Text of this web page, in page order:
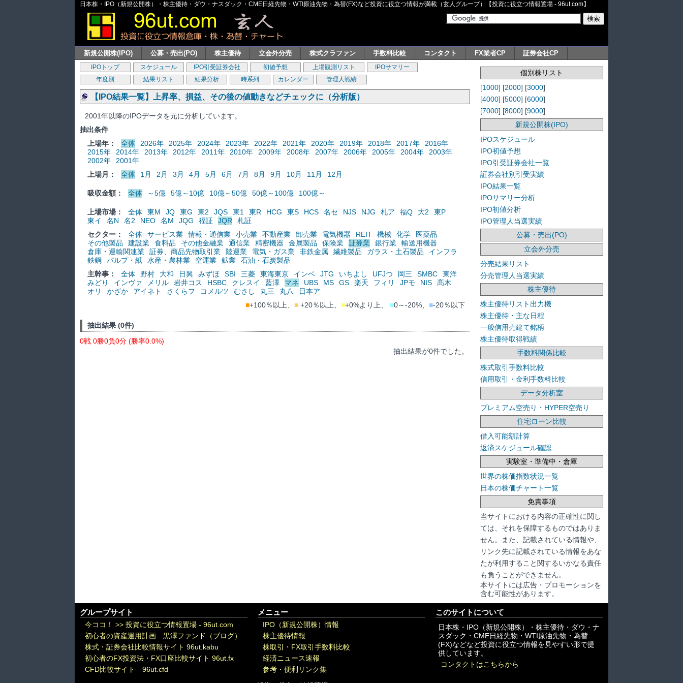
日本株・IPO（新規公開株）・株主優待・ダウ・ナスダック・CME日経先物・WTI原油先物・為替(FX)など投資に役立つ情報が満載（玄人グループ）【投資に役立つ情報置場 - 96ut.com】
新規公開株(IPO) 公募・売出(PO) 株主優待 立会外分売 株式クラファン 手数料比較 コンタクト FX業者CP 証券会社CP
IPOトップ スケジュール IPO引受証券会社 初値予想 上場観測リスト
IPOサマリー
年度別
結果リスト 結果分析 時系列 カレンダー 管理人戦績
【IPO結果一覧】上昇率、損益、その後の値動きなどチェックに（分析版）
2001年以降のIPOデータを元に分析しています。
抽出条件
上場年：
全体 2026年 2025年 2024年 2023年 2022年 2021年 2020年 2019年 2018年 2017年
2016年
2015年
2014年 2013年 2012年 2011年 2010年 2009年 2008年 2007年 2006年 2005年 2004年
2003年
2002年
2001年
上場月：
全体 1月 2月 3月 4月 5月 6月 7月 8月 9月 10月 11月 12月
吸収金額： 全体 ～5億 5億～10億 10億～50億 50億～100億 100億～
上場市場： 全体 東M JQ 東G 東2 JQS 東1 東R HCG 東S HCS 名セ NJS NJG 札ア 福Q 大2
東P
東イ
名N 名2 NEO 名M JQG 福証 JQR
札証
セクター：
全体 サービス業 情報・通信業 小売業 不動産業 卸売業 電気機器 REIT 機械 化学
医薬品
その他製品
建設業 食料品 その他金融業 通信業 精密機器 金属製品 保険業 証券業 銀行業
輸送用機器
倉庫・運輸関連業
証券、商品先物取引業 陸運業 電気・ガス業 非鉄金属 繊維製品 ガラス・土石製品
インフラ
鉄鋼
パルプ・紙 水産・農林業 空運業 鉱業
石油・石炭製品
主幹事：
全体 野村 大和 日興 みずほ SBI 三菱 東海東京 インベ JTG いちよし UFJつ 岡三 SMBC
東洋
みどり
インヴァ メリル 岩井コス HSBC クレスイ 藍澤 マネ UBS MS GS 楽天 フィリ JPモ NIS
髙木
オリ
かざか アイネト さくらフ コメルツ むさし 丸三 丸八
日本ア
■+100％以上、 ■+20％以上、 ■+0%より上、 ■0～-20%、 ■-20％以下
抽出結果 (0件)
0戦 0勝0負0分 (勝率0.0%)
抽出結果が0件でした。
個別株リスト
[1000] [2000] [3000]
[4000] [5000] [6000]
[7000] [8000] [9000]
新規公開株(IPO)
IPOスケジュール
IPO初値予想
IPO引受証券会社一覧
証券会社別引受実績
IPO結果一覧
IPOサマリー分析
IPO初値分析
IPO管理人当選実績
公募・売出(PO)
立会外分売
分売結果リスト
分売管理人当選実績
株主優待
株主優待リスト出力機
株主優待・主な日程
一般信用売建て銘柄
株主優待取得戦績
手数料関係比較
株式取引手数料比較
信用取引・金利手数料比較
データ分析室
プレミアム空売り・HYPER空売り
住宅ローン比較
借入可能額計算
返済スケジュール確認
実験室・準備中・倉庫
世界の株価指数状況一覧
日本の株価チャート一覧
免責事項
当サイトにおける内容の正確性に関し
ては、それを保障するものではありま
せん。また、記載されている情報や、
リンク先に記載されている情報をあな
たが利用すること関するいかなる責任
も負うことができません。
本サイトには広告・プロモーションを
含む可能性があります。
グループサイト
今ココ！ >> 投資に役立つ情報置場 - 96ut.com
初心者の資産運用計画 黒澤ファンド（ブログ）
株式・証券会社比較情報サイト 96ut.kabu
初心者のFX投資法・FX口座比較サイト 96ut.fx
CFD比較サイト 96ut.cfd
メニュー
IPO（新規公開株）情報
株主優待情報
株取引・FX取引手数料比較
経済ニュース速報
参考・便利リンク集
このサイトについて
日本株・IPO（新規公開株）・株主優待・ダウ・ナ
スダック・CME日経先物・WTI原油先物・為替
(FX)などなど投資に役立つ情報を見やすい形で提
供しています。
コンタクトはこちらから